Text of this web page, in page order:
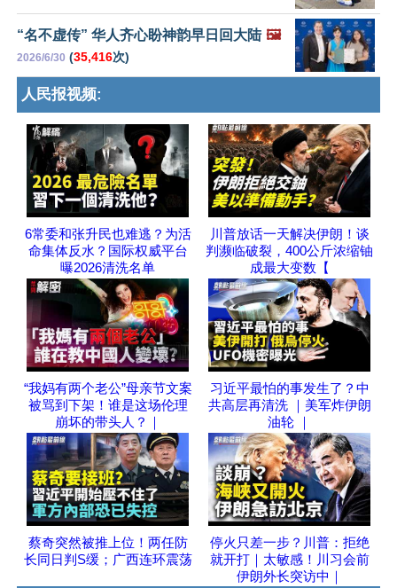
“名不虚传” 华人齐心盼神韵早日回大陆 🖼️
2026/6/30 (35,416次)
人民报视频:
6常委和张升民也难逃？为活
命集体反水？国际权威平台
曝2026清洗名单
川普放话一天解决伊朗！谈
判濒临破裂，400公斤浓缩铀
成最大变数【
“我妈有两个老公”母亲节文案
被骂到下架！谁是这场伦理
崩坏的带头人？｜
习近平最怕的事发生了？中
共高层再清洗 ｜美军炸伊朗
油轮 ｜
蔡奇突然被推上位！两任防
长同日判S缓；广西连环震荡
停火只差一步？川普：拒绝
就开打｜太敏感！川习会前
伊朗外长突访中｜